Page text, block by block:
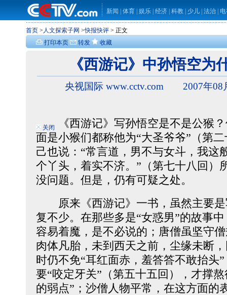
新闻 体育 娱乐 经济 科教 少儿 法治
首页 > 人文探索子网 >快报快评 > 正文
打印本页
转发 收藏
关闭
《西游记》中孙悟空为
央视国际 www.cctv.com 2007年08
《西游记》写孙悟空是不是公猴？
面是小猴们都称他为“大圣爷爷”（第
己也说：“常言道，男不与女斗，我这
个丫头，着实不济。”（第七十八回）
没问题。但是，仍有可疑之处。
原来《西游记》一书，虽然主要是
复不少。在那些多是“女惑男”的故事
容易着魔，是不必说的；唐僧虽坚守
肉体凡胎，未到西天之前，尘缘未断
时仍不免“耳红面赤，羞答答不敢抬头
要“咬定牙关”（第五十五回），才撑
的弱点”；沙僧人物平常，在这方面的